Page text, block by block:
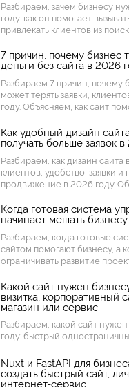
Разбираем, зачем бизнесу
году: как он помогает
привлекать клиентов из
развивать компанию.
достаточно простого сайта, а
сервис.
7 причин, почему бизнес
деньги без сайта в 2026
Разбираем 7 причин, почему
может терять заявки,
году. Объясняем, как сайт
принимать заявки, показывать
собирать аналитику и
Как удобный дизайн
получать больше заявок
Разбираем, как дизайн сайта
клиентов, удобство, заявки и
продвижение в 2026 году.
загрузки, мобильная версия,
визуальная подача и удобный
Когда готовая система
начинает мешать
Разбираем, когда готовые
сайтом помогают бизнесу, а
ограничивать развитие
доработки, интеграции,
доступа и поддержка.
Какой сайт нужен
визитка, корпоративный
магазин или сервис
Разбираем, какой сайт
году: быстрый
личный кабинет, торговая
интернет-сервис. Объясняем,
сайта под задачи компании,
Nuxt и FastAPI для
создать быстрый сайт,
интернет-сервис